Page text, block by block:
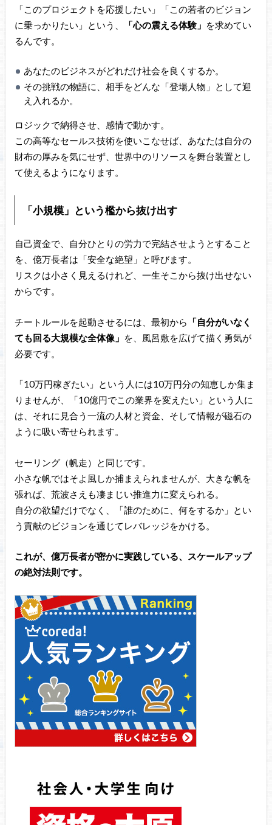
「このプロジェクトを応援したい」「この若者のビジョン
に乗っかりたい」という、
「心の震える体験」 を求めてい
るんです。
あなたのビジネスがどれだけ社会を良くするか。
その挑戦の物語に、相手をどんな「登場人物」として迎
え入れるか。
ロジックで納得させ、感情で動かす。
この高等なセールス技術を使いこなせば、あなたは自分の
財布の厚みを気にせず、世界中のリソースを舞台装置とし
て使えるようになります。
「小規模」という檻から抜け出す
自己資金で、自分ひとりの労力で完結させようとすること
を、億万長者は「安全な絶望」と呼びます。
リスクは小さく見えるけれど、一生そこから抜け出せない
からです。
チートルールを起動させるには、最初から 「自分がいなく
ても回る大規模な全体像」 を、風呂敷を広げて描く勇気が
必要です。
「10万円稼ぎたい」という人には10万円分の知恵しか集ま
りませんが、「10億円でこの業界を変えたい」という人に
は、それに見合う一流の人材と資金、そして情報が磁石の
ように吸い寄せられます。
セーリング（帆走）と同じです。
小さな帆ではそよ風しか捕まえられませんが、大きな帆を
張れば、荒波さえも凄まじい推進力に変えられる。
自分の欲望だけでなく、「誰のために、何をするか」とい
う貢献のビジョンを通じてレバレッジをかける。
これが、億万長者が密かに実践している、スケールアップ
の絶対法則です。